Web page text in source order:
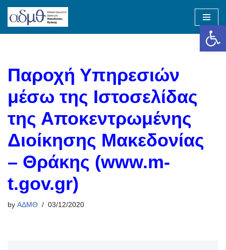
Skip
Παροχή Υπηρεσιών
μέσω της Ιστοσελίδας
της Αποκεντρωμένης
Διοίκησης Μακεδονίας
– Θράκης (www.m-
t.gov.gr)
by ΑΔΜΘ 03/12/2020